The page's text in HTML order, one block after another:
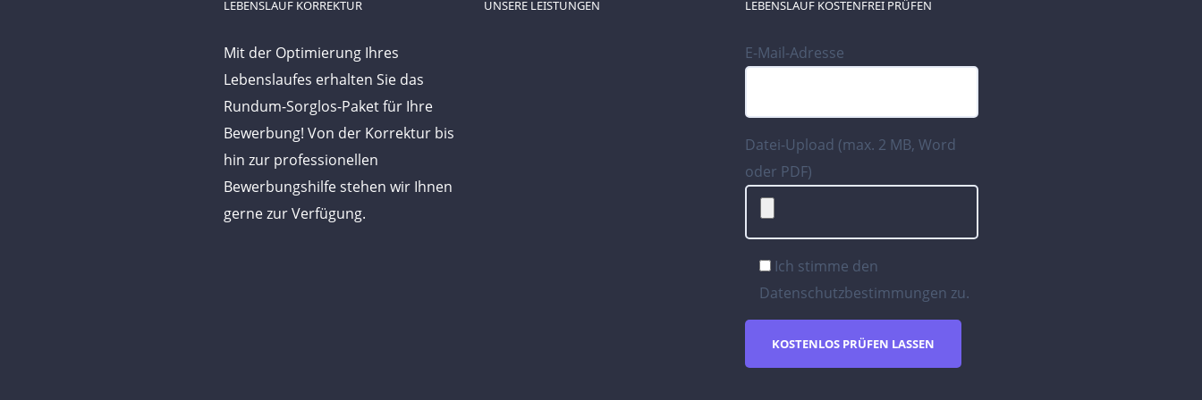
LEBENSLAUF KORREKTUR
Mit der Optimierung Ihres
Lebenslaufes erhalten Sie das
Rundum-Sorglos-Paket für Ihre
Bewerbung! Von der Korrektur bis
hin zur professionellen
Bewerbungshilfe stehen wir Ihnen
gerne zur Verfügung.
UNSERE LEISTUNGEN LEBENSLAUF KOSTENFREI PRÜFEN
E-Mail-Adresse
Datei-Upload (max. 2 MB, Word
oder PDF)
Ich stimme den
Datenschutzbestimmungen zu.